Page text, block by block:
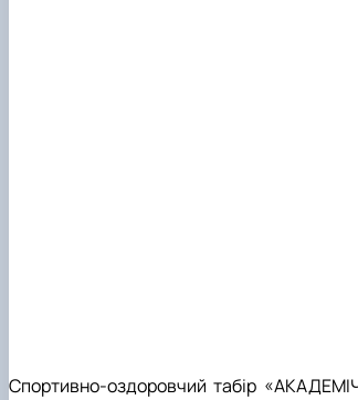
Спортивно-оздоровчий табір